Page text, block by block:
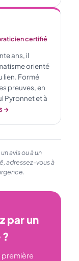
certifié
ans, il
orienté
lien. Formé
preuves, en
Pyronnet et à
→
avis ou à un
adressez-vous à
par un
première